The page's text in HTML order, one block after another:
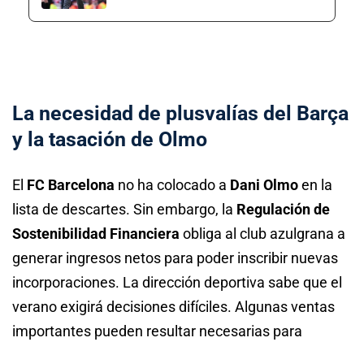
La necesidad de plusvalías del Barça
y la tasación de Olmo
El FC Barcelona no ha colocado a Dani Olmoen la
lista de descartes. Sin embargo, la Regulación de
Sostenibilidad Financiera obliga al club azulgrana a
generar ingresos netos para poder inscribir nuevas
incorporaciones. La dirección deportiva sabe que el
verano exigirá decisiones difíciles. Algunas ventas
importantes pueden resultar necesarias para